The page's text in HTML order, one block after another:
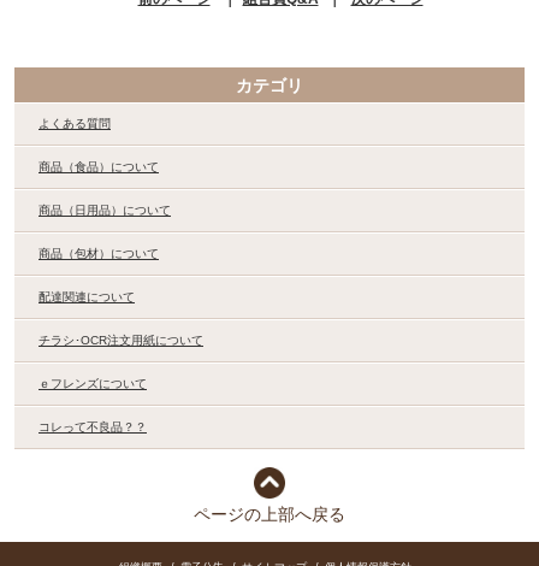
カテゴリ
よくある質問
商品（食品）について
商品（日用品）について
商品（包材）について
配達関連について
チラシ･OCR注文用紙について
ｅフレンズについて
コレって不良品？？
ページの上部へ戻る